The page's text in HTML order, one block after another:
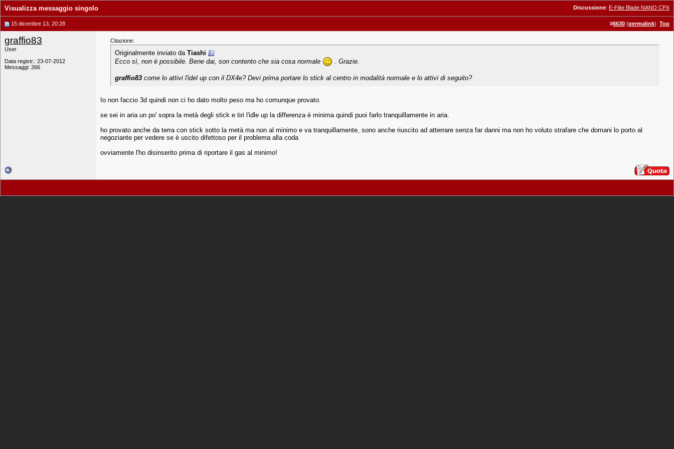
Discussione: E-Flite Blade NANO CPX
Visualizza messaggio singolo
15 dicembre 13, 20:28 #6630 (permalink) Top
graffio83
User
Data registr.: 23-07-2012
Messaggi: 266
Citazione:
Originalmente inviato da Tiashi
Ecco sì, non è possibile. Bene dai, son contento che sia cosa normale
. Grazie.
graffio83 come lo attivi l'idel up con il DX4e? Devi prima portare lo stick al centro in modalità normale e lo attivi di seguito?
Io non faccio 3d quindi non ci ho dato molto peso ma ho comunque provato.
se sei in aria un po' sopra la metà degli stick e tiri l'idle up la differenza è minima quindi puoi farlo tranquillamente in aria.
ho provato anche da terra con stick sotto la metà ma non al minimo e va tranquillamente, sono anche riuscito ad atterrare senza far danni ma non ho voluto strafare che domani lo porto al
negoziante per vedere se è uscito difettoso per il problema alla coda
ovviamente l'ho disinserito prima di riportare il gas al minimo!